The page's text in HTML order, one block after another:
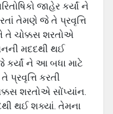
જાહેર કર્યાં ને
તેમણે જે તે પ્રવૃત્તિ
તે ચોક્કસ શરતોએ
મદદથી થઈ
ને આ બધા માટે
કરતી
શરતોએ સોંપ્યાંન.
થઈ શક્યાં. તેમના